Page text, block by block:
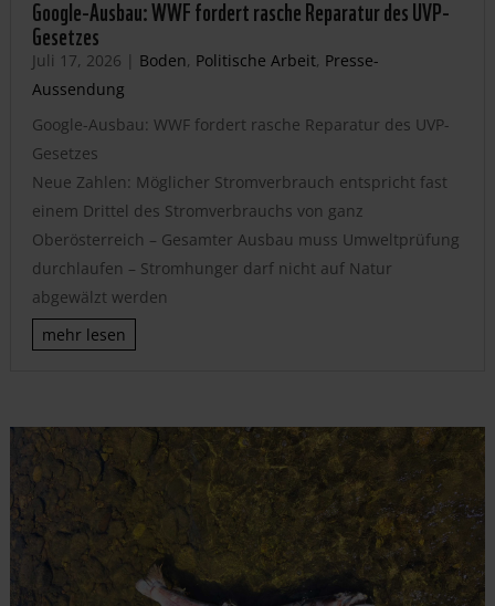
Google-Ausbau: WWF fordert rasche Reparatur des UVP-
Gesetzes
Juli 17, 2026 | Boden, Politische Arbeit, Presse-
Aussendung
Google-Ausbau: WWF fordert rasche Reparatur des UVP-
Gesetzes
Neue Zahlen: Möglicher Stromverbrauch entspricht fast
einem Drittel des Stromverbrauchs von ganz
Oberösterreich – Gesamter Ausbau muss Umweltprüfung
durchlaufen – Stromhunger darf nicht auf Natur
abgewälzt werden
mehr lesen